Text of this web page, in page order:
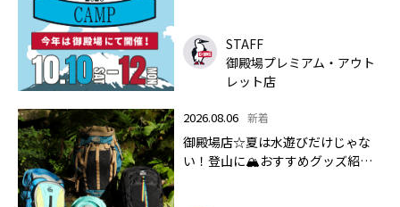
STAFF
御殿場プレミアム・アウト
レット店
2026.08.06 新着
御殿場店☆夏は水遊びだけじゃな
い！登山に🏔おすすめグッズ紹介